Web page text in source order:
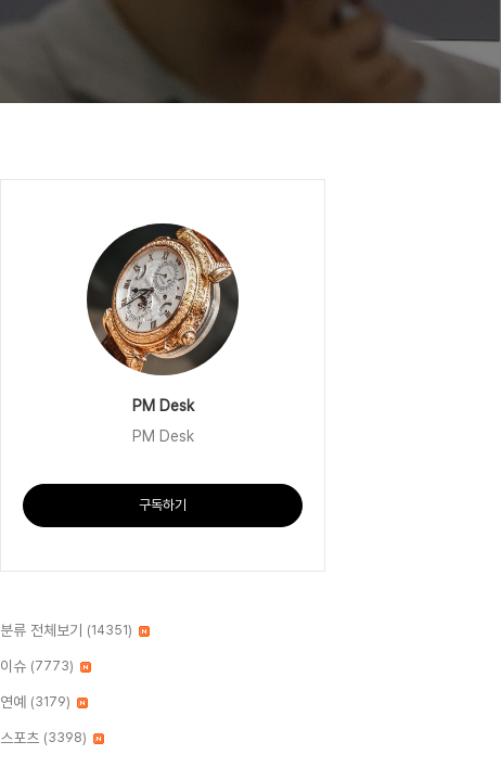
PM Desk
PM Desk
구독하기
분류 전체보기 (14351)
이슈 (7773)
연예 (3179)
스포츠 (3398)